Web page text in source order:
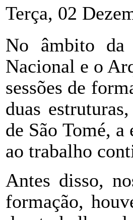
Terça, 02
No âmbito da
Nacional e o
sessões de
duas
de São Tomé,
ao trabalho
Antes disso,
formação,